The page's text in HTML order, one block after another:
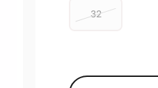
32